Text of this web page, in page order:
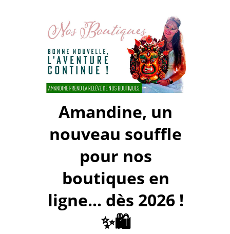
Amandine, un
nouveau souffle
pour nos
boutiques en
ligne... dès 2026 !
✨🛍️